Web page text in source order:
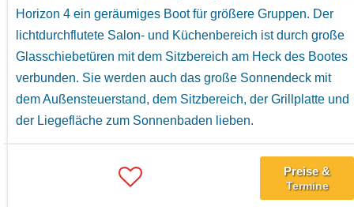
Horizon 4 ein geräumiges Boot für größere Gruppen. Der
lichtdurchflutete Salon- und Küchenbereich ist durch große
Glasschiebetüren mit dem Sitzbereich am Heck des Bootes
verbunden. Sie werden auch das große Sonnendeck mit
dem Außensteuerstand, dem Sitzbereich, der Grillplatte und
der Liegefläche zum Sonnenbaden lieben.
Preise &
Termine